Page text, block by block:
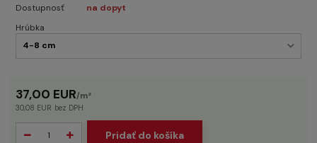
Dostupnosť
na dopyt
Hrúbka
37,00 EUR/m²
30,08 EUR bez DPH
Pridať do košíka